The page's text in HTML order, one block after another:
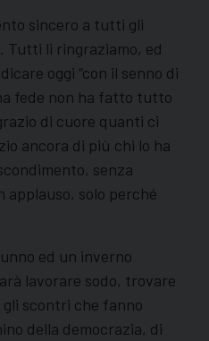
sincero a tutti gli
Tutti li ringraziamo, ed
oggi “con il senno di
fede non ha fatto tutto
di cuore quanti ci
ancora di più chi lo ha
senza
applauso, solo perché
ed un inverno
lavorare sodo, trovare
gli scontri che fanno
della democrazia, di